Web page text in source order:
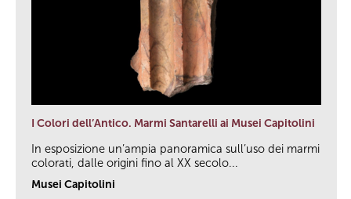
I Colori dell’Antico. Marmi Santarelli ai Musei Capitolini
In esposizione un’ampia panoramica sull’uso dei marmi
colorati, dalle origini fino al XX secolo...
Musei Capitolini